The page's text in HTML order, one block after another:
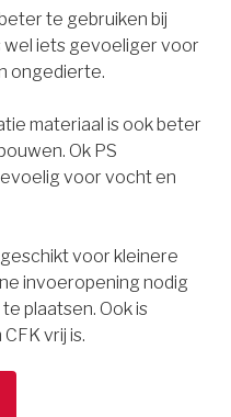
te gebruiken bij
wel iets gevoeliger voor
ongedierte.
materiaal is ook beter
Ok PS
voor vocht en
voor kleinere
invoeropening nodig
plaatsen. Ook is
vrij is.